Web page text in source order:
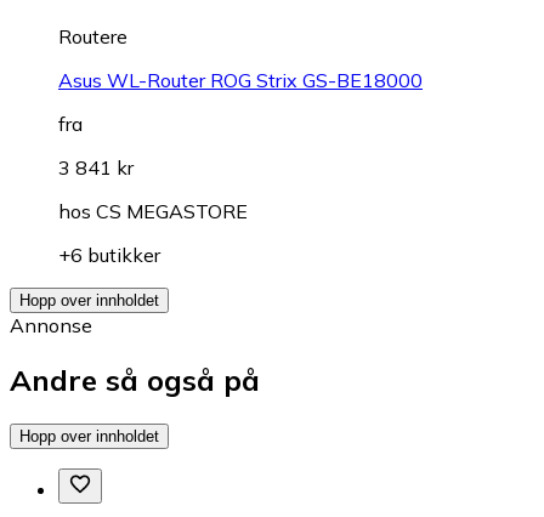
Routere
Asus WL-Router ROG Strix GS-BE18000
fra
3 841 kr
hos CS MEGASTORE
+6 butikker
Hopp over innholdet
Annonse
Andre så også på
Hopp over innholdet